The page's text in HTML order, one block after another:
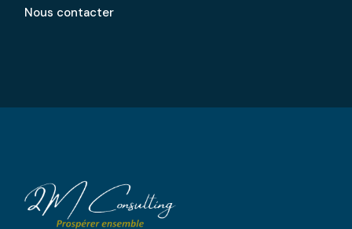
Nous contacter